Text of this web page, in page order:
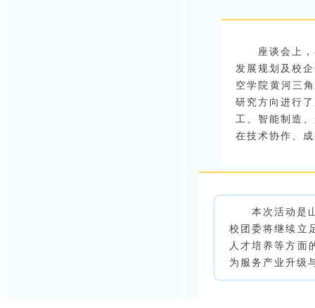
座谈会上
发展规划及校
空学院 黄河三
研究方向进行
工、智能制造
在技术协作、
本次活动是
校团委将继续立
人才培养等方面
为服务产业升级